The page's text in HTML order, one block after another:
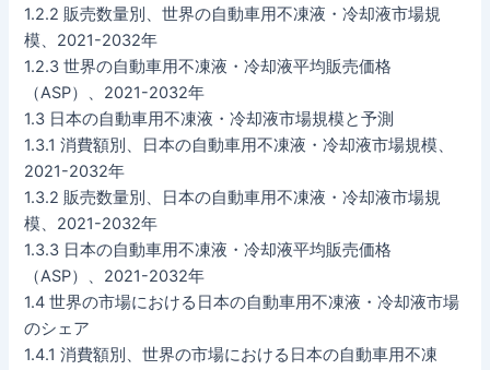
1.2.2 販売数量別、世界の自動車用不凍液・冷却液市場規
模、2021-2032年
1.2.3 世界の自動車用不凍液・冷却液平均販売価格
（ASP）、2021-2032年
1.3 日本の自動車用不凍液・冷却液市場規模と予測
1.3.1 消費額別、日本の自動車用不凍液・冷却液市場規模、
2021-2032年
1.3.2 販売数量別、日本の自動車用不凍液・冷却液市場規
模、2021-2032年
1.3.3 日本の自動車用不凍液・冷却液平均販売価格
（ASP）、2021-2032年
1.4 世界の市場における日本の自動車用不凍液・冷却液市場
のシェア
1.4.1 消費額別、世界の市場における日本の自動車用不凍